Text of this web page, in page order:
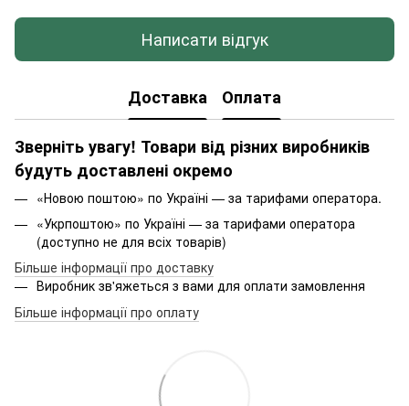
Написати відгук
Доставка Оплата
Зверніть увагу! Товари від різних виробників
будуть доставлені окремо
«Новою поштою» по Україні — за тарифами оператора.
«Укрпоштою» по Україні — за тарифами оператора
(доступно не для всіх товарів)
Більше інформації про доставку
Виробник зв'яжеться з вами для оплати замовлення
Більше інформації про оплату